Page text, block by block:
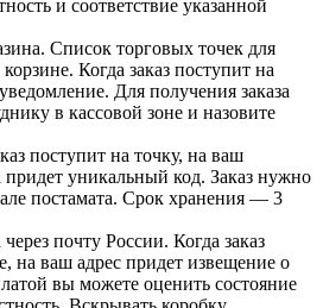
и соответствие указанной
Список торговых точек для
Когда заказ поступит на
Для получения заказа
в кассовой зоне и назовите
поступит на точку, на ваш
уникальный код. Заказ нужно
постамата. Срок хранения — 3
почту России. Когда заказ
на ваш адрес придет извещение о
вы можете оценить состояние